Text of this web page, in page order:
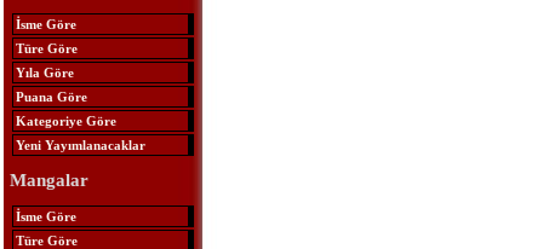
İsme Göre
Türe Göre
Yıla Göre
Puana Göre
Kategoriye Göre
Yeni Yayımlanacaklar
Mangalar
İsme Göre
Türe Göre